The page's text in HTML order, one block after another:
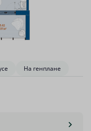
На генплане